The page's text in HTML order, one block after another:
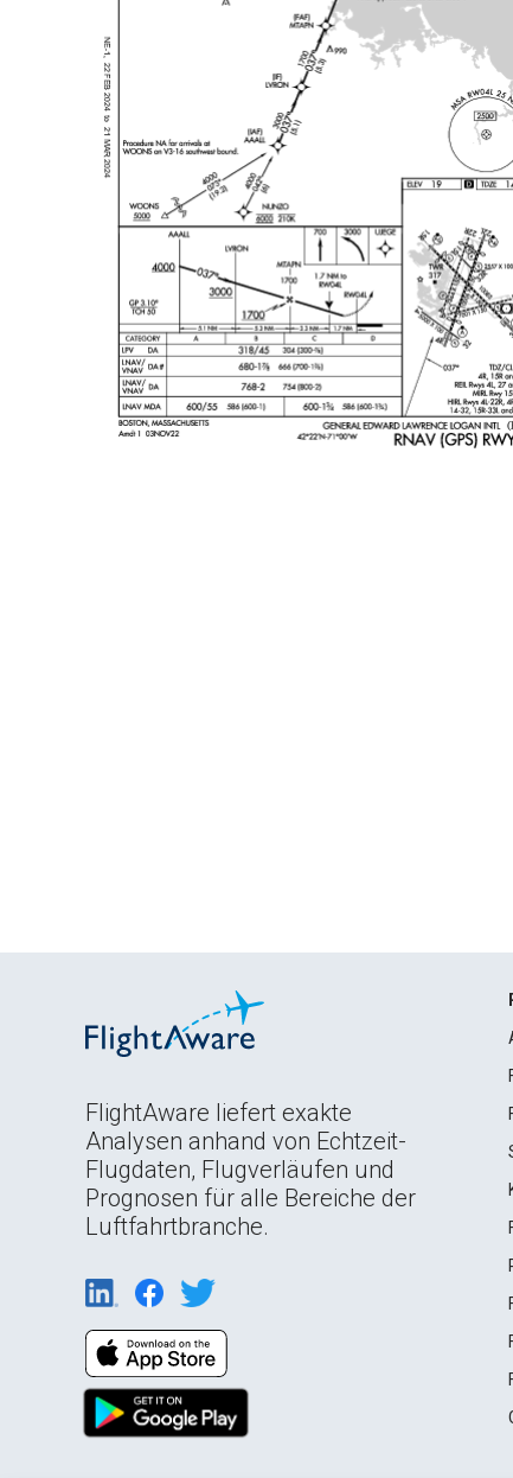
FlightAware liefert exakte
Analysen anhand von Echtzeit-
Flugdaten, Flugverläufen und
Prognosen für alle Bereiche der
Luftfahrtbranche.